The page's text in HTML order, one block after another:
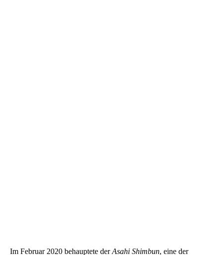
Im Februar 2020 behauptete derAsahi Shimbun, eine der